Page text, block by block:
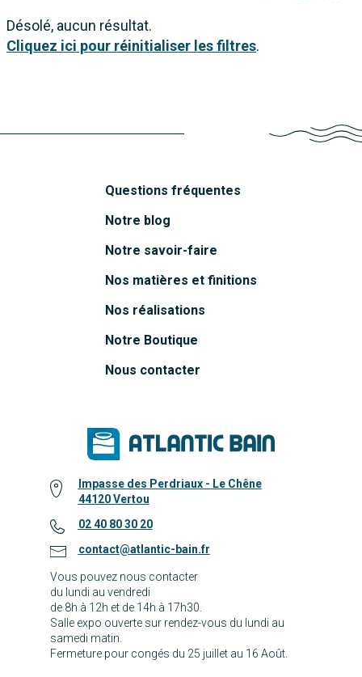
Désolé, aucun résultat.
Cliquez ici pour réinitialiser les filtres.
Questions fréquentes
Notre blog
Notre savoir-faire
Nos matières et finitions
Nos réalisations
Notre Boutique
Nous contacter
Impasse des Perdriaux - Le Chêne
44120 Vertou
02 40 80 30 20
contact@atlantic-bain.fr
Vous pouvez nous contacter
du lundi au vendredi
de 8h à 12h et de 14h à 17h30.
Salle expo ouverte sur rendez-vous du lundi au
samedi matin.
Fermeture pour congés du 25 juillet au 16 Août.